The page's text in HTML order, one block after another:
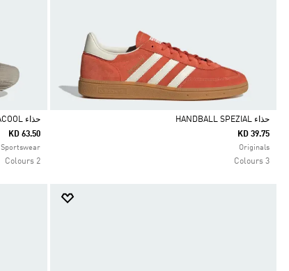
Selected
حذاء HANDBALL SPEZIAL
KD 39.75
Originals
3 Colours
Selected
حذاء CLIMACOOL
KD 63.50
Sportswear
2 Colours